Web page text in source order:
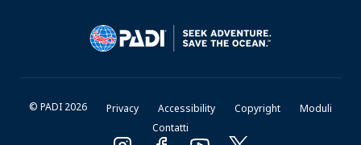
© PADI 2026 Privacy Accessibility Copyright
Moduli
Contatti